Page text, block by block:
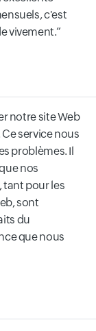
c'est
vivement.
notre site Web
service nous
problèmes. Il
nos
tant pour les
sont
du
que nous